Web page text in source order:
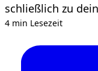
schließlich zu
4 min Lesezeit